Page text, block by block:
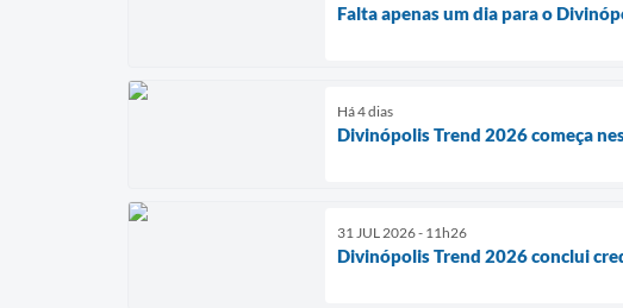
Falta apenas um dia para o
Há 4 dias
Divinópolis Trend 2026 começa
31 JUL 2026 - 11h26
Divinópolis Trend 2026 conclui